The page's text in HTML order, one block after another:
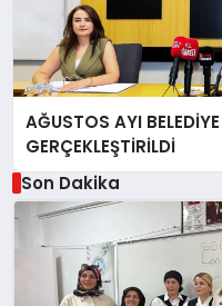
AĞUSTOS AYI
GERÇEKLEŞTİRİLDİ
Son Dakika